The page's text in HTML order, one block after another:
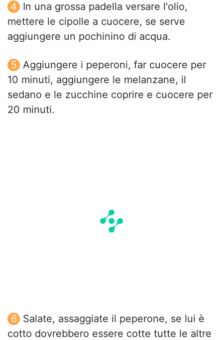
In una grossa padella versare l'olio,
mettere le cipolle a cuocere, se serve
aggiungere un pochinino di acqua.
Aggiungere i peperoni, far cuocere per
10 minuti, aggiungere le melanzane, il
sedano e le zucchine coprire e cuocere per
20 minuti.
Salate, assaggiate il peperone, se lui è
cotto dovrebbero essere cotte tutte le altre